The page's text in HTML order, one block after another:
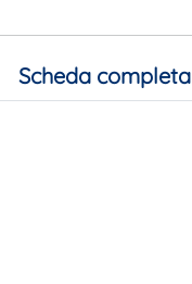
Scheda